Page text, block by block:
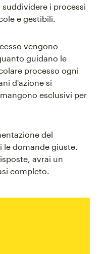
i processi
e gestibili.
vengono
guidano le
processo ogni
d'azione si
esclusivi per
del
le domande giuste.
avrai un
completo.